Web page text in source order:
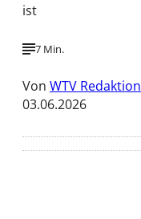
ist
7 Min.
Von WTV Redaktion
03.06.2026